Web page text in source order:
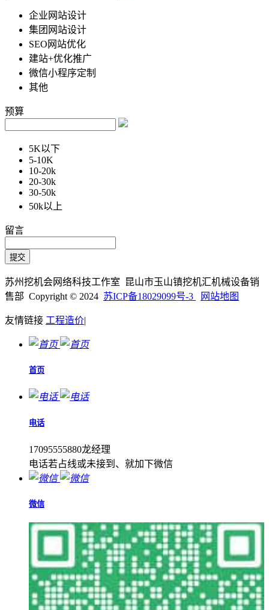
企业网站设计
集团网站设计
SEO网站优化
建站+优化推广
微信小程序定制
其他
预算
5K以下
5-10K
10-20k
20-30k
30-50k
50k以上
留言
苏州挖机会网络科技工作室 昆山市玉山镇挖机汇机械设备销
售部 Copyright © 2024 苏ICP备18029099号-3 网站地图
友情链接 工程造价|
首页
电话
17095555880龙经理
电话若占线或未接到、就加下微信
微信